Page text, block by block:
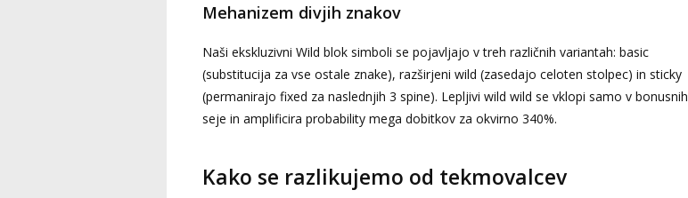
Mehanizem divjih znakov
Naši ekskluzivni Wild blok simboli se pojavljajo v treh različnih variantah: basic
(substitucija za vse ostale znake), razširjeni wild (zasedajo celoten stolpec) in sticky
(permanirajo fixed za naslednjih 3 spine). Lepljivi wild wild se vklopi samo v bonusnih
seje in amplificira probability mega dobitkov za okvirno 340%.
Kako se razlikujemo od tekmovalcev